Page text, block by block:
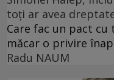
toți ar avea
Care fac un pact cu
măcar o privire
Radu NAUM